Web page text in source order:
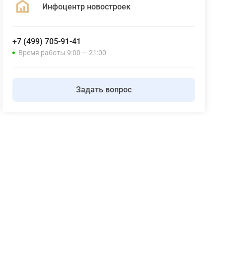
Инфоцентр новостроек
+7 (499) 705-91-41
Время работы 9:00 — 21:00
Задать вопрос